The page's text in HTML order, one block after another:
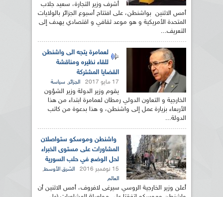
أشرف وزير التجارة، سعيد جلاب
أمس الاثنين بواشنطن، على افتتاح أسبوع الجزائر بالولايات
المتحدة الأمريكية و هو موعد ثقافي و اقتصادي يهدف إلى
التعريف...
لعمامرة يتجه الى واشنطن
للقاء نظيره ومناقشة
القضايا المشتركة
17 مايو 2017 الجزائر, سياسة
يقوم وزير الدولة وزير الشؤون
الخارجية و التعاون الدولي رمطان لعمامرة ابتداء من هذا
الأربعاء بزيارة عمل إلى واشنطن، و هذا بدعوة من كاتب
الدولة...
واشنطن وموسكو ستواصلان
المشاورات على مستوى الخبراء
لحل الوضع في حلب السورية
15 نوفمبر 2016 الشرق الأوسط,
العالم
أعلن وزير الخارجية الروسي سيرغى لافروف، أمس الاثنين أن